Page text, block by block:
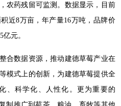
农药残留可监测。数据显示，目前
近8万亩，年产量16万吨，品牌价
元。
合数据资源，推动建德草莓产业在
模式上的创新，为建德草莓提供全
、科学化、人性化。更为重要的